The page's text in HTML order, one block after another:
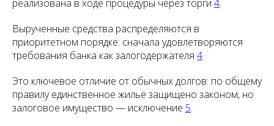
реализована в ходе процедуры через торги 4.
Вырученные средства распределяются в
приоритетном порядке: сначала удовлетворяются
требования банка как залогодержателя 4.
Это ключевое отличие от обычных долгов: по общему
правилу единственное жильё защищено законом, но
залоговое имущество — исключение 5.